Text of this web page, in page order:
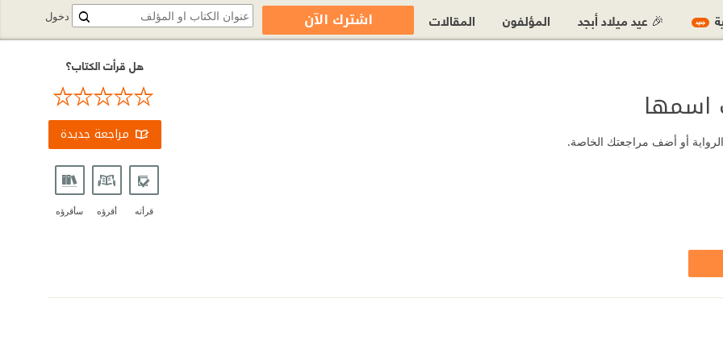
اسمها
الرواية أو أضف مراجعتك الخاصة.
هل قرأت الكتاب؟
مراجعة جديدة
قرأته أقرؤه سأقرؤه
دخول جديد 🎉 عيد ميلاد أبجد المؤلفون المقالات اشترك الآن